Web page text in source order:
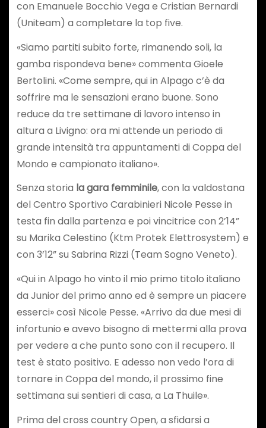
con Emanuele Bocchio Vega e Cristian Bernardi
(Uniteam) a completare la top five.
«Siamo partiti subito forte, rimanendo soli, la
gamba rispondeva bene» commenta Gioele
Bertolini. «Come sempre, qui in Alpago c’è da
soffrire ma le sensazioni erano buone. Sono
reduce da tre settimane di lavoro intenso in
altura a Livigno: ora mi attende un periodo di
grande intensità tra appuntamenti di Coppa del
Mondo e campionato italiano».
Senza storia la gara femminile, con la valdostana
del Centro Sportivo Carabinieri Nicole Pesse in
testa fin dalla partenza e poi vincitrice con 2’14”
su Marika Celestino (Ktm Protek Elettrosystem) e
con 3’12” su Sabrina Rizzi (Team Sogno Veneto).
«Qui in Alpago ho vinto il mio primo titolo italiano
da Junior del primo anno ed è sempre un piacere
esserci» così Nicole Pesse. «Arrivo da due mesi di
infortunio e avevo bisogno di mettermi alla prova
per vedere a che punto sono con il recupero. Il
test è stato positivo. E adesso non vedo l’ora di
tornare in Coppa del mondo, il prossimo fine
settimana sui sentieri di casa, a La Thuile».
Prima del cross country Open, a sfidarsi a